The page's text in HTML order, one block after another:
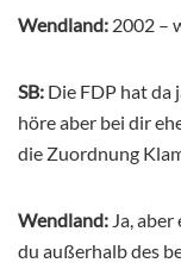
Wendland: 2002 –
SB: Die FDP hat da
höre aber bei dir
die Zuordnung
Wendland: Ja,
du außerhalb des